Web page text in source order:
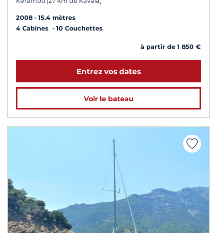
2008
15.4 mètres
4 Cabines
10 Couchettes
à partir de 1 850 €
Entrez vos dates
Voir le bateau